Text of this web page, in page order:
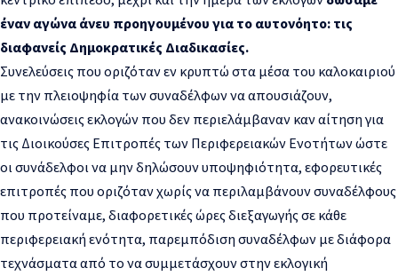
έναν αγώνα άνευ προηγουμένου για το αυτονόητο: τις
διαφανείς Δημοκρατικές Διαδικασίες.
Συνελεύσεις που οριζόταν εν κρυπτώ στα μέσα του καλοκαιριού
με την πλειοψηφία των συναδέλφων να απουσιάζουν,
ανακοινώσεις εκλογών που δεν περιελάμβαναν καν αίτηση για
τις Διοικούσες Επιτροπές των Περιφερειακών Ενοτήτων ώστε
οι συνάδελφοι να μην δηλώσουν υποψηφιότητα, εφορευτικές
επιτροπές που οριζόταν χωρίς να περιλαμβάνουν συναδέλφους
που προτείναμε, διαφορετικές ώρες διεξαγωγής σε κάθε
περιφερειακή ενότητα, παρεμπόδιση συναδέλφων με διάφορα
τεχνάσματα από το να συμμετάσχουν στην εκλογική